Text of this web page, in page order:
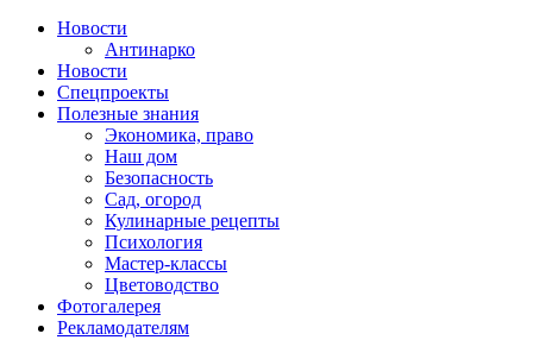
Новости
Антинарко
Новости
Спецпроекты
Полезные знания
Экономика, право
Наш дом
Безопасность
Сад, огород
Кулинарные рецепты
Психология
Мастер-классы
Цветоводство
Фотогалерея
Рекламодателям